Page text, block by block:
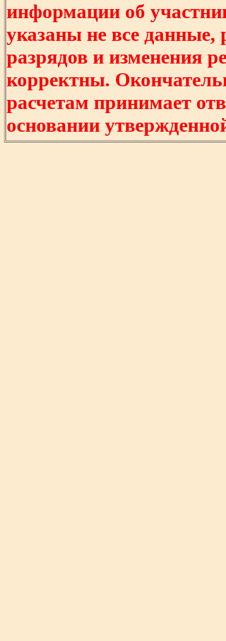
информации об
указаны не все
разрядов и изменения
корректны.
расчетам принимает
основании